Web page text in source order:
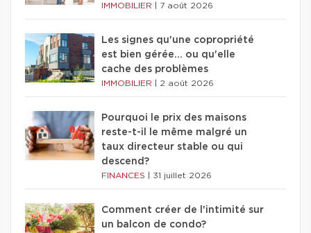
IMMOBILIER 7 août 2026
Les signes qu'une copropriété
est bien gérée… ou qu'elle
cache des problèmes
IMMOBILIER 2 août 2026
Pourquoi le prix des maisons
reste-t-il le même malgré un
taux directeur stable ou qui
descend?
FINANCES 31 juillet 2026
Comment créer de l'intimité sur
un balcon de condo?